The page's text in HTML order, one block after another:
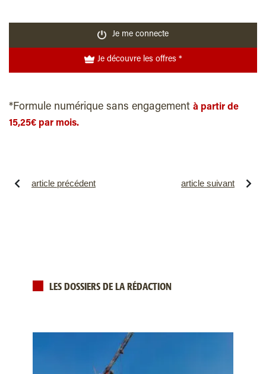
Je me connecte
Je découvre les offres *
*Formule numérique sans engagement à partir de
15,25€ par mois.
article précédent article suivant
LES DOSSIERS DE LA RÉDACTION